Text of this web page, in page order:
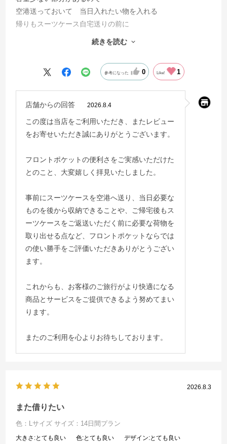
空港送っておいて 当日入れたい物を入れる
帰りもスーツケース自宅送りの前に
続きを読む
参考になった 0 Like! 1
店舗からの回答 2026.8.4
この度は当店をご利用いただき、またレビュー
をお寄せいただき誠にありがとうございます。
フロントポケットの便利さをご実感いただけた
とのこと、大変嬉しく拝見いたしました。
事前にスーツケースを空港へ送り、当日必要な
ものを後から収納できることや、ご帰宅後もス
ーツケースをご返送いただく前に必要な荷物を
取り出せる点など、フロントポケットならでは
の使い勝手をご評価いただきありがとうござい
ます。
これからも、お客様のご旅行がより快適になる
商品とサービスをご提供できるよう努めてまい
ります。
またのご利用を心よりお待ちしております。
2026.8.3
また借りたい
色：Lサイズ サイズ：14日間プラン
大きさ :とても良い 色:とても良い デザイン:とても良い